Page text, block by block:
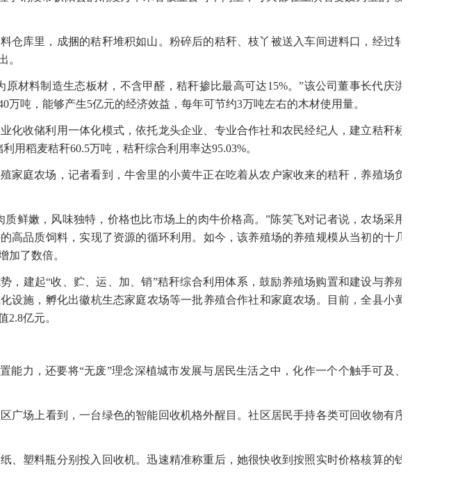
仓库里，成捆的秸秆堆积如山。粉碎后的秸秆、枝丫被送入车间进料口，经过轧
。
材料制造生态板材，不含甲醛，秸秆掺比最高可达15%。”该公司董事长代庆洪
吨，能够产生5亿元的经济效益，每年可节约3万吨左右的木材使用量。
化收储利用一体化模式，依托龙头企业、专业合作社和农民经纪人，建立秸秆标
用稻麦秸秆60.5万吨，秸秆综合利用率达95.03%。
家庭农场，记者看到，牛舍里的小黄牛正在吃着从农户家收来的秸秆，养殖场负
鲜嫩，风味独特，价格也比市场上的肉牛价格高。”陈笑飞对记者说，农场采用
高品质饲料，实现了资源的循环利用。如今，该养殖场的养殖规模从当初的十几
加了数倍。
，建起“收、贮、运、加、销”秸秆综合利用体系，鼓励养殖场购置和建设与养殖
设施，孵化出徽杭生态家庭农场等一批养殖合作社和家庭农场。目前，全县小黄
2.8亿元。
能力，还要将“无废”理念深植城市发展与居民生活之中，化作一个个触手可及、
广场上看到，一台绿色的智能回收机格外醒目。社区居民手持各类可回收物有序
、塑料瓶分别投入回收机。迅速精准称重后，她很快收到按照实时价格核算的钱